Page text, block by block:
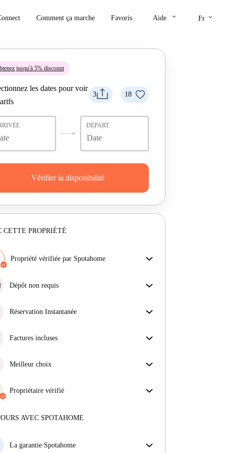
Comment ça marche Favoris Aide keyboard_arrow_down Fr keyboard_arrow_down
jusqu'à 5% discount
3 18
les dates pour voir
DÉPART
Vérifier la disponibilité
CETTE PROPRIÉTÉ
Propriété vérifiée par Spotahome
obtiens exactement ce que tu vois dans l'annonce.
Dépôt non requis
d'emménagement sans dépôt.
Réservation Instantanée
acceptée immédiatement si elle satisfait les
Factures incluses
incluses, couvrant le loyer et les services pour une
Meilleur choix
fantastiques, des disponibilités et une qualité haut de
gamme.
Propriétaire vérifié
Plus d'informations sur ce propriétaire
AVEC SPOTAHOME
La garantie Spotahome